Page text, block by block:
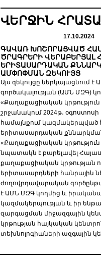
ՎԵՐՋԻՆ
17.10.2024
ԳԱՎԱՌ ԽՈՇՈՐԱՑՎԱԾ
ԾՐԱԳՐԵՐԻ ՎԵՐԱԲԵՐՅԱԼ
ԵՐԻՏԱՍԱՐԴԱԿԱՆ
ԱՄՓՈՓՄԱՆ ԶԵԿՈՒՅՑ
Այս զեկույցը ներկայացնում
գործակալության (ԱՄՆ ՄԶԳ)
«Քաղաքացիական կրթություն
շրջանակում 2024թ․
համայնքում կազմակերպված
երիտասարդական քննարկման
«Քաղաքացիական կրթություն
նպատակն է բարելավել
քաղաքացիական կրթության
երիտասարդների հանրային
ժողովրդավարական
է ԱՄՆ ՄԶԳ կողմից և
կազմակերպության և իր
զարգացման միջազգային
կրթության հայկական
տեխնոլոգիաների ազգային